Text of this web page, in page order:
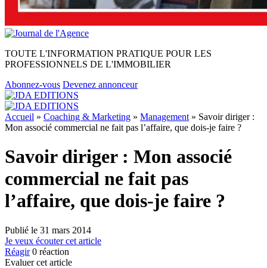
TOUTE L'INFORMATION PRATIQUE POUR LES
PROFESSIONNELS DE L'IMMOBILIER
Abonnez-vous Devenez annonceur
Accueil » Coaching & Marketing » Management » Savoir diriger :
Mon associé commercial ne fait pas l’affaire, que dois-je faire ?
Savoir diriger : Mon associé
commercial ne fait pas
l’affaire, que dois-je faire ?
Publié le 31 mars 2014
Je veux écouter cet article
Réagir 0 réaction
Evaluer cet article